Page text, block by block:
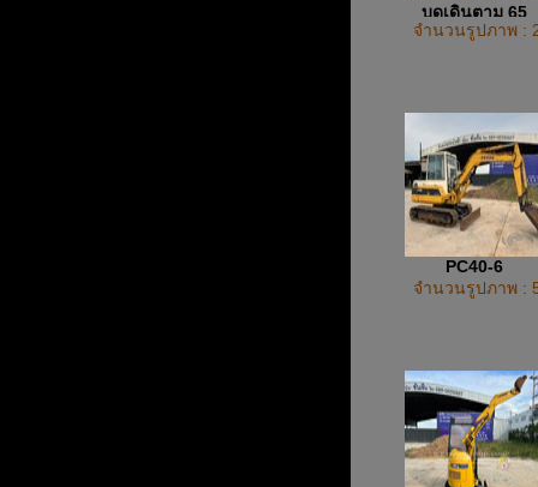
บดเดินตาม 65
จำนวนรูปภาพ :
PC40-6
จำนวนรูปภาพ :